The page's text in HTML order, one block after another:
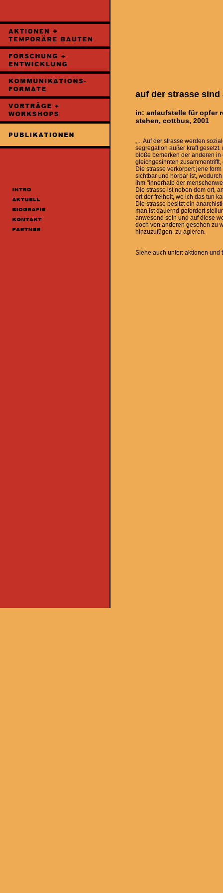
auf der strasse
in: anlaufstelle für opfer
stehen, cottbus, 2001
„... Auf der strasse werden
segregation außer kraft
bloße bemerken der anderen
gleichgesinnten
Die strasse verkörpert jene
sichtbar und hörbar ist,
ihm "innerhalb der
Die strasse ist neben dem ort,
ort der freiheit, wo ich das tun
Die strasse besitzt ein
man ist dauernd gefordert
anwesend sein und auf diese
doch von anderen gesehen zu
hinzuzufügen, zu agieren.
Siehe auch unter: aktionen und